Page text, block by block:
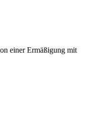
einer Ermäßigung mit